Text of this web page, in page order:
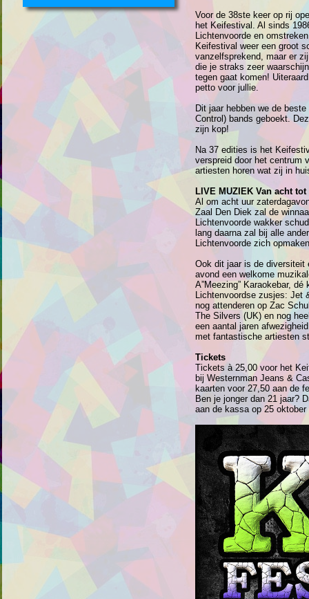
Voor de 38ste keer op rij
het Keifestival. Al sinds
Lichtenvoorde en
Keifestival weer een groot
vanzelfsprekend, maar er
die je straks zeer
tegen gaat komen!
petto voor jullie.
Dit jaar hebben we de
Control) bands geboekt.
zijn kop!
Na 37 edities is het
verspreid door het centrum
artiesten horen wat zij in
LIVE MUZIEK Van acht
Al om acht uur
Zaal Den Diek zal de
Lichtenvoorde wakker
lang daarna zal bij alle
Lichtenvoorde zich
Ook dit jaar is de diversiteit
avond een welkome
A”Meezing” Karaokebar,
Lichtenvoordse zusjes:
nog attenderen op Zac
The Silvers (UK) en nog
een aantal jaren
met fantastische artiesten
Tickets
Tickets à 25,00 voor het
bij Westernman Jeans &
kaarten voor 27,50 aan de
Ben je jonger dan 21 jaar?
aan de kassa op 25